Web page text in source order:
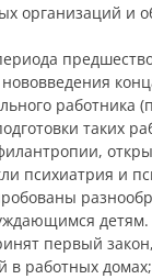
организаций и
работника
таких
психиатрия и
детям.
первый
в работных